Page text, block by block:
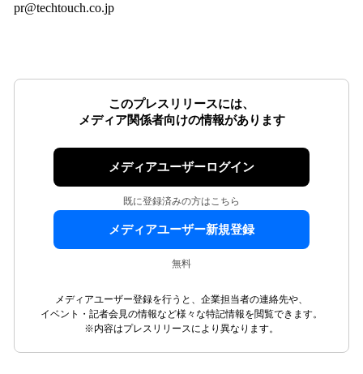
pr@techtouch.co.jp
このプレスリリースには、
メディア関係者向けの情報があります
メディアユーザーログイン
既に登録済みの方はこちら
メディアユーザー新規登録
無料
メディアユーザー登録を行うと、企業担当者の連絡先や、
イベント・記者会見の情報など様々な特記情報を閲覧できます。
※内容はプレスリリースにより異なります。